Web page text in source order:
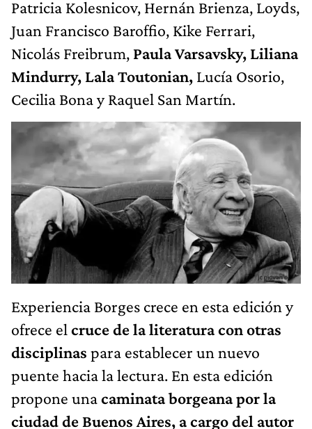
Patricia Kolesnicov, Hernán Brienza, Loyds,
Juan Francisco Baroffio, Kike Ferrari,
Nicolás Freibrum, Paula Varsavsky, Liliana
Mindurry, Lala Toutonian, Lucía Osorio,
Cecilia Bona y Raquel San Martín.
Experiencia Borges crece en esta edición y
ofrece el cruce de la literatura con otras
disciplinas para establecer un nuevo
puente hacia la lectura. En esta edición
propone unacaminata borgeana por la
ciudad de Buenos Aires, a cargo del autor